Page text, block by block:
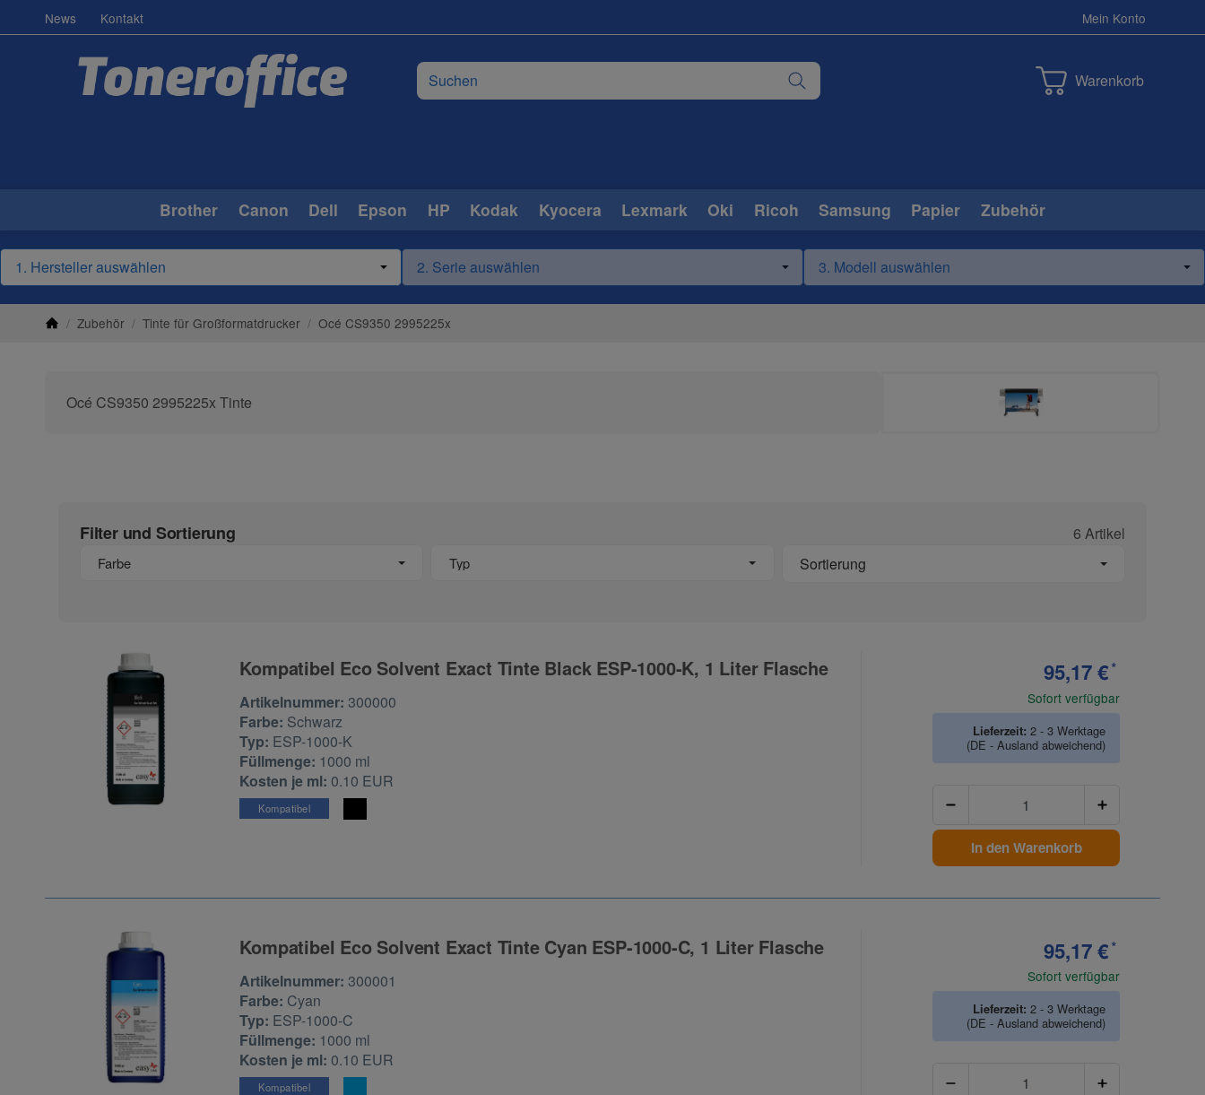
News Kontakt Mein Konto
Warenkorb
Brother Canon Dell Epson HP Kodak Kyocera Lexmark Oki Ricoh Samsung Papier Zubehör
/ Zubehör / Tinte für Großformatdrucker / Océ CS9350 2995225x
Océ CS9350 2995225x Tinte
Filter und Sortierung 6 Artikel
Farbe Typ Sortierung
Kompatibel Eco Solvent Exact Tinte Black ESP-1000-K, 1 Liter Flasche
Zur Artikelbewertung
Artikelnummer: 300000
Farbe: Schwarz
Typ: ESP-1000-K
Füllmenge: 1000 ml
Kosten je ml: 0.10 EUR
Kompatibel
95,17 €*
Sofort verfügbar
Lieferzeit: 2 - 3 Werktage
(DE - Ausland abweichend)
In den Warenkorb
Kompatibel Eco Solvent Exact Tinte Cyan ESP-1000-C, 1 Liter Flasche
Zur Artikelbewertung
Artikelnummer: 300001
Farbe: Cyan
Typ: ESP-1000-C
Füllmenge: 1000 ml
Kosten je ml: 0.10 EUR
Kompatibel
95,17 €*
Sofort verfügbar
Lieferzeit: 2 - 3 Werktage
(DE - Ausland abweichend)